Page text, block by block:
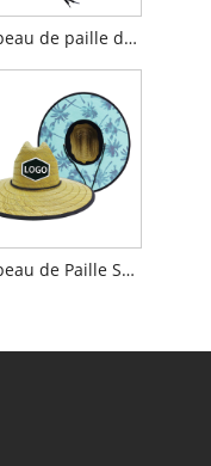
Chapeau de paille de course
Chapeau de Paille Sauveteur Palmier